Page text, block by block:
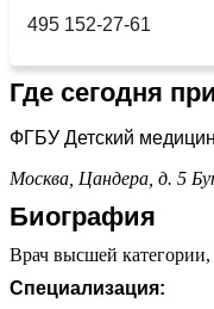
495 152-27-61
Где сегодня
ФГБУ Детский
Москва, Цандера, д. 5
Биография
Врач высшей
Специализация: